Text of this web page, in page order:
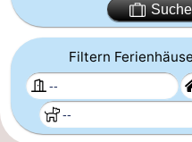
Schoorlser
Dünen
Übernachten
Appartements
Filtern